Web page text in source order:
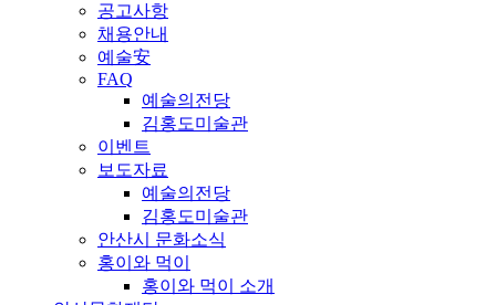
공고사항
채용안내
예술安
FAQ
예술의전당
김홍도미술관
이벤트
보도자료
예술의전당
김홍도미술관
안산시 문화소식
홍이와 먹이
홍이와 먹이 소개